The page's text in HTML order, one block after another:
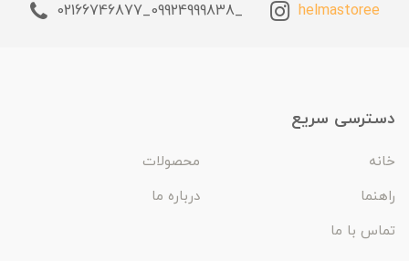
helmastoree
_09924999838_02166746877
دسترسی سریع
خانه
محصولات
راهنما
درباره ما
تماس با ما